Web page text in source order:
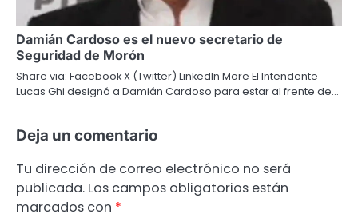
Damián Cardoso es el nuevo secretario de
Seguridad de Morón
Share via: Facebook X (Twitter) LinkedIn More El Intendente
Lucas Ghi designó a Damián Cardoso para estar al frente de…
Deja un comentario
Tu dirección de correo electrónico no será
publicada. Los campos obligatorios están
marcados con *